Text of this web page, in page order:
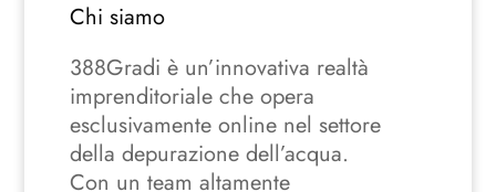
Chi siamo
388Gradi è un’innovativa realtà
imprenditoriale che opera
esclusivamente online nel settore
della depurazione dell’acqua.
Con un team altamente